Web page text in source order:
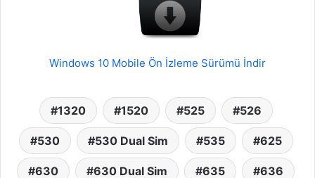
Windows 10 Mobile Ön İzleme Sürümü İndir
1320 1520 525 526
530 530 Dual Sim 535 625
630 630 Dual Sim 635 636